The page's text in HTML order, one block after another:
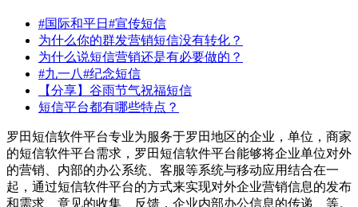
#国际和平日#宣传短信
为什么你的群发营销短信没有转化？
为什么说短信营销还是有必要做的？
#九一八#纪念短信
【分享】谷雨节气祝福短信
短信平台都有哪些特点？
罗田短信软件平台专业为服务于罗田地区的企业，单位，商家
的短信软件平台需求，罗田短信软件平台能够将企业单位对外
的营销、内部的办公系统、客服等系统与移动应用结合在一
起，通过短信软件平台的方式来实现对外企业营销信息的发布
和需求、意见的收集、反馈，企业内部办公信息的传递、等。